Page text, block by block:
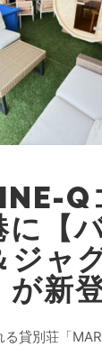
Q
に【
ジャ
新
貸別荘「